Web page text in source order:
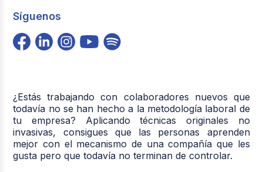
Síguenos
¿Estás trabajando con colaboradores nuevos que
todavía no se han hecho a la metodología laboral de
tu empresa? Aplicando técnicas originales no
invasivas, consigues que las personas aprenden
mejor con el mecanismo de una compañía que les
gusta pero que todavía no terminan de controlar.